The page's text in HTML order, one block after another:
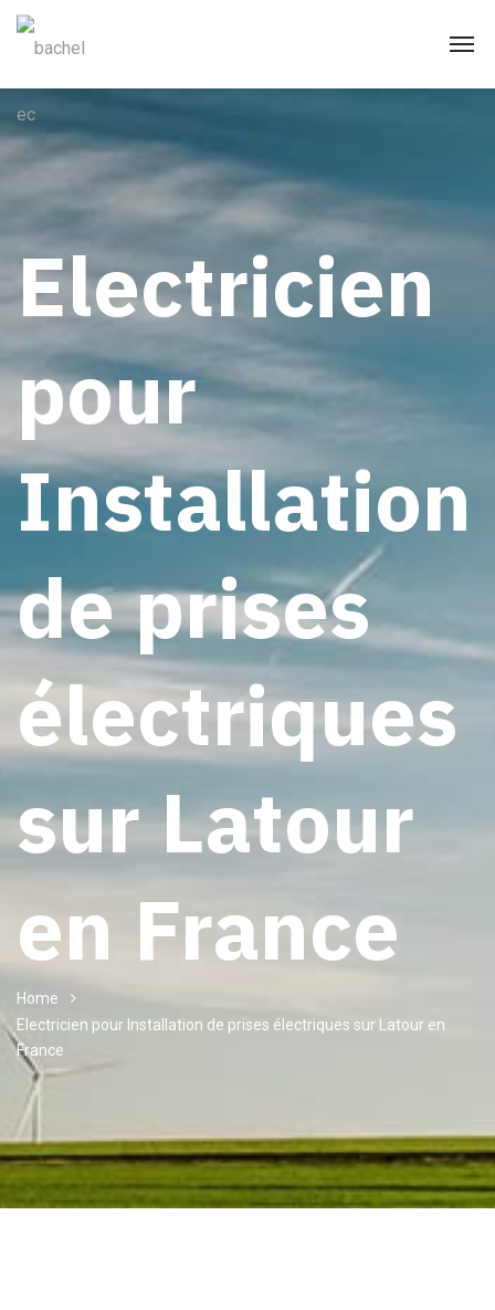
Electricien
pour
Installation
de prises
électriques
sur Latour
en France
Home
Electricien pour Installation de prises électriques sur Latour en
France